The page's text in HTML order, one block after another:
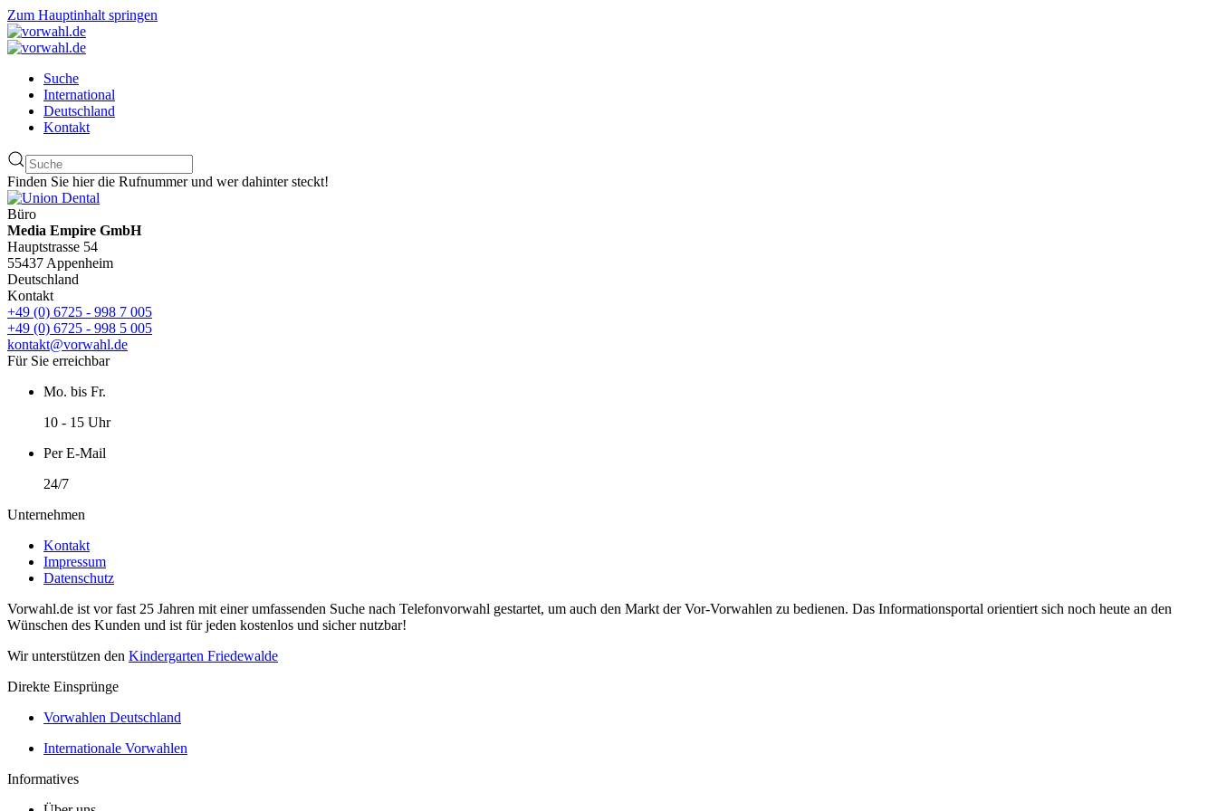
Zum Hauptinhalt springen
Suche
International
Deutschland
Kontakt
Finden Sie hier die Rufnummer und wer dahinter steckt!
Büro
Media Empire GmbH
Hauptstrasse 54
55437 Appenheim
Deutschland
Kontakt
+49 (0) 6725 - 998 7 005
+49 (0) 6725 - 998 5 005
kontakt@vorwahl.de
Für Sie erreichbar
Mo. bis Fr.
10 - 15 Uhr
Per E-Mail
24/7
Unternehmen
Kontakt
Impressum
Datenschutz
Vorwahl.de ist vor fast 25 Jahren mit einer umfassenden Suche nach Telefonvorwahl gestartet, um auch den Markt der Vor-Vorwahlen zu bedienen. Das Informationsportal orientiert sich noch heute an den
Wünschen des Kunden und ist für jeden kostenlos und sicher nutzbar!
Wir unterstützen den Kindergarten Friedewalde
Direkte Einsprünge
Vorwahlen Deutschland
Internationale Vorwahlen
Informatives